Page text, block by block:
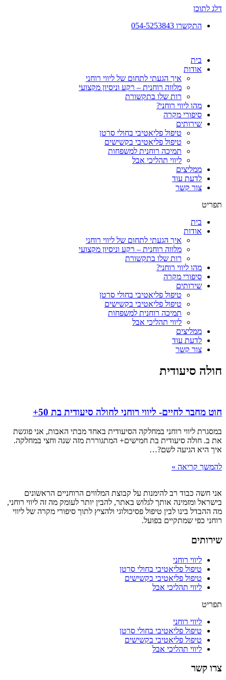
דלג לתוכן
התקשרו 054-5253843​
בית
אודות
איך הגעתי לתחום של ליווי רוחני
מלווה רוחנית – רקע וניסיון מקצועי
רות שלו בתקשורת
מהו ליווי רוחני?
סיפורי מקרה
שירותים
טיפול פליאטיבי בחולי סרטן
טיפול פליאטיבי בקשישים
תמיכה רוחנית למשפחות
ליווי תהליכי אבל
ממליצים
לדעת עוד
צור קשר
תפריט
בית
אודות
איך הגעתי לתחום של ליווי רוחני
מלווה רוחנית – רקע וניסיון מקצועי
רות שלו בתקשורת
מהו ליווי רוחני?
סיפורי מקרה
שירותים
טיפול פליאטיבי בחולי סרטן
טיפול פליאטיבי בקשישים
תמיכה רוחנית למשפחות
ליווי תהליכי אבל
ממליצים
לדעת עוד
צור קשר
חולה סיעודית
חוט מחבר לחיים- ליווי רוחני לחולה סיעודית בת 50+
במסגרת ליווי רוחני במחלקה הסיעודית באחד מבתי האבות, אני פוגשת
את ב. חולה סיעודית בת חמישים+ המתגוררת מזה שנה וחצי במחלקה.
איך היא הגיעה לשם?…
להמשך קריאה »
אני חשה כבוד רב להימנות על קבוצת המלווים הרוחניים הראשונים
בישראל ומזמינה אותך לגלוש באתר, להבין יותר לעומק מה זה ליווי רוחני,
מה ההבדל בינו לבין טיפול פסיכולוגי ולהציץ לתוך סיפורי מקרה של ליווי
רוחני כפי שמתקיים בפועל.
שירותים
ליווי רוחני
טיפול פליאטיבי בחולי סרטן
טיפול פליאטיבי בקשישים
ליווי תהליכי אבל
תפריט
ליווי רוחני
טיפול פליאטיבי בחולי סרטן
טיפול פליאטיבי בקשישים
ליווי תהליכי אבל
צרו קשר